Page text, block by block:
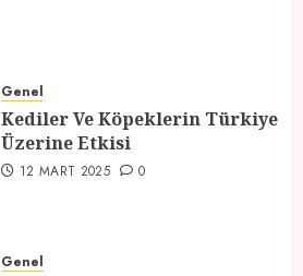
Üzerine Etkisi
12 MART 2025 0
Seçildi
Genel
Kediler Ve Köpeklerin Türkiye
Üzerine Etkisi
12 MART 2025 0
Genel